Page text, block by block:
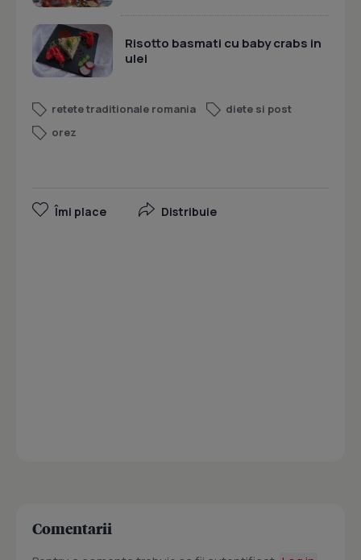
Risotto basmati cu baby crabs in
ulei
retete traditionale romania
diete si post
orez
Îmi place Distribuie
Comentarii